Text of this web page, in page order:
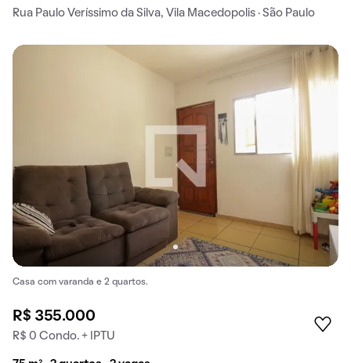
Rua Paulo Veríssimo da Silva, Vila Macedopolis · São Paulo
Casa com varanda e 2 quartos.
R$ 355.000
R$ 0 Condo. + IPTU